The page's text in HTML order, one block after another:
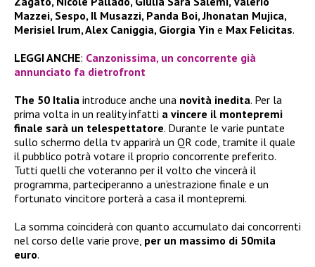
Mazzei, Sespo, Il Musazzi, Panda Boi, Jhonatan Mujica,
Merisiel Irum, Alex Caniggia, Giorgia Yin e Max Felicitas.
LEGGI ANCHE: Canzonissima, un concorrente già
annunciato fa dietrofront
The 50 Italia introduce anche una novità inedita. Per la
prima volta in un reality infatti a vincere il montepremi
finale sarà un telespettatore. Durante le varie puntate
sullo schermo della tv apparirà un QR code, tramite il quale
il pubblico potrà votare il proprio concorrente preferito.
Tutti quelli che voteranno per il volto che vincerà il
programma, parteciperanno a un’estrazione finale e un
fortunato vincitore porterà a casa il montepremi.
La somma coinciderà con quanto accumulato dai concorrenti
nel corso delle varie prove, per un massimo di 50mila
euro.